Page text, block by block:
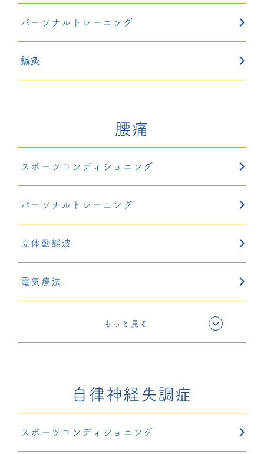
パーソナルトレーニング
鍼灸
腰痛
スポーツコンディショニング
パーソナルトレーニング
立体動態波
電気療法
もっと見る
自律神経失調症
スポーツコンディショニング